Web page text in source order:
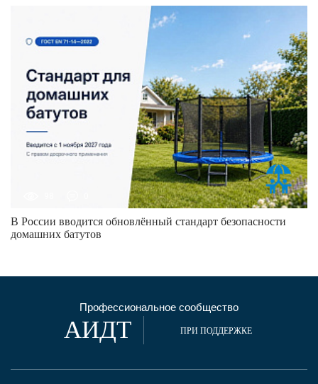
В России вводится обновлённый стандарт безопасности
домашних батутов
Профессиональное сообщество
АИДТ ПРИ ПОДДЕРЖКЕ